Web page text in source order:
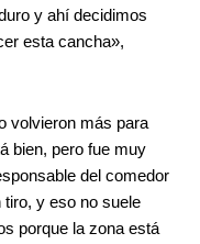
y ahí decidimos
esta cancha»,
volvieron más para
bien, pero fue muy
del comedor
tiro, y eso no suele
porque la zona está